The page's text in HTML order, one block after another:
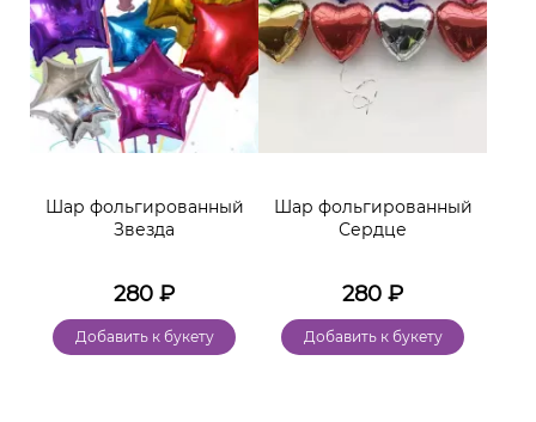
Шар фольгированный
Звезда
280 ₽
Добавить к букету
Шар фольгированный
Сердце
280 ₽
Добавить к букету